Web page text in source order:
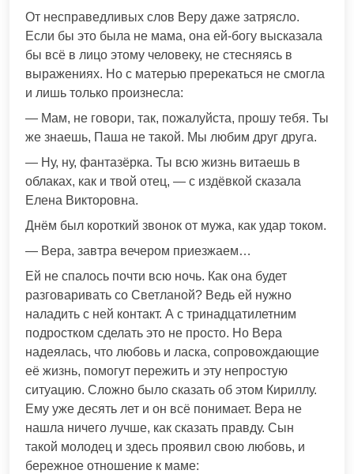
От несправедливых слов Веру даже затрясло.
Если бы это была не мама, она ей-богу высказала
бы всё в лицо этому человеку, не стесняясь в
выражениях. Но с матерью пререкаться не смогла
и лишь только произнесла:
— Мам, не говори, так, пожалуйста, прошу тебя. Ты
же знаешь, Паша не такой. Мы любим друг друга.
— Ну, ну, фантазёрка. Ты всю жизнь витаешь в
облаках, как и твой отец, — с издёвкой сказала
Елена Викторовна.
Днём был короткий звонок от мужа, как удар током.
— Вера, завтра вечером приезжаем…
Ей не спалось почти всю ночь. Как она будет
разговаривать со Светланой? Ведь ей нужно
наладить с ней контакт. А с тринадцатилетним
подростком сделать это не просто. Но Вера
надеялась, что любовь и ласка, сопровождающие
её жизнь, помогут пережить и эту непростую
ситуацию. Сложно было сказать об этом Кириллу.
Ему уже десять лет и он всё понимает. Вера не
нашла ничего лучше, как сказать правду. Сын
такой молодец и здесь проявил свою любовь, и
бережное отношение к маме: